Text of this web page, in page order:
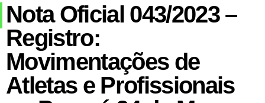
Nota Oficial 043/2023 –
Registro:
Movimentações de
Atletas e Profissionais